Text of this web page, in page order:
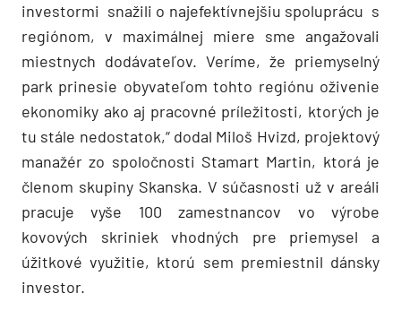
investormi snažili o najefektívnejšiu spoluprácu s
regiónom, v maximálnej miere sme angažovali
miestnych dodávateľov. Veríme, že priemyselný
park prinesie obyvateľom tohto regiónu oživenie
ekonomiky ako aj pracovné príležitosti, ktorých je
tu stále nedostatok,“ dodal Miloš Hvizd, projektový
manažér zo spoločnosti Stamart Martin, ktorá je
členom skupiny Skanska. V súčasnosti už v areáli
pracuje vyše 100 zamestnancov vo výrobe
kovových skriniek vhodných pre priemysel a
úžitkové využitie, ktorú sem premiestnil dánsky
investor.